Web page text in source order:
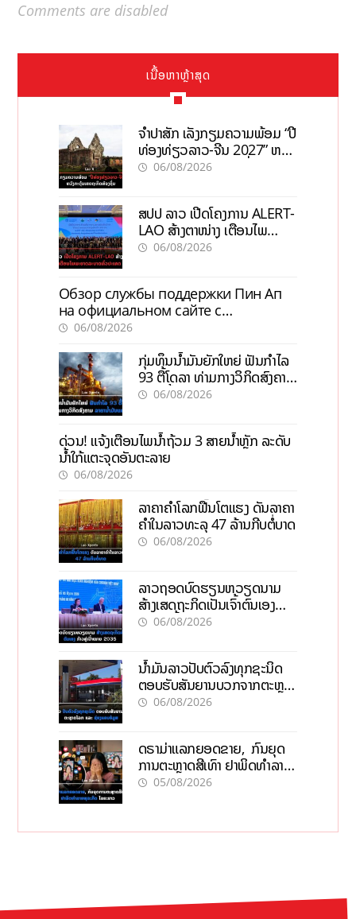
Comments are disabled
ເນື້ອຫາຫຼ້າສຸດ
ຈຳປາສັກ ເລັ່ງກຽມຄວາມພ້ອມ “ປີ
ທ່ອງທ່ຽວລາວ-ຈີນ 2027” ຫວັງ
ກະຕຸ້ນເສດຖະກິດທ້ອງຖິ່ນ
06/08/2026
ສປປ ລາວ ເປີດໂຄງການ ALERT-
LAO ສ້າງຕາໜ່າງ ເຕືອນໄພ
ພະຍາດລະບາດທົ່ວປະເທດ
06/08/2026
Обзор службы поддержки Пин Ап
на официальном сайте с
актуальной информацией
06/08/2026
ກຸ່ມທຶນນ້ຳມັນຍັກໃຫຍ່ ຟັນກຳໄລ
93 ຕື້ໂດລາ ທ່າມກາງວິກິດສົງຄາມ
ລາຄານໍ້າມັນແພງ
06/08/2026
ດ່ວນ! ແຈ້ງເຕືອນໄພນໍ້າຖ້ວມ 3 ສາຍນໍ້າຫຼັກ ລະດັບ
ນໍ້າໃກ້ແຕະຈຸດອັນຕະລາຍ
06/08/2026
ລາຄາຄຳໂລກຟື້ນໂຕແຮງ ດັນລາຄາ
ຄຳໃນລາວທະລຸ 47 ລ້ານກີບຕໍ່ບາດ
06/08/2026
ລາວຖອດບົດຮຽນຫວຽດນາມ
ສ້າງເສດຖະກິດເປັນເຈົ້າຕົນເອງ
ກ້າວສູ່ເປົ້າໝາຍ 2035
06/08/2026
ນໍ້າມັນລາວປັບຕົວລົງທຸກຊະນິດ
ຕອບຮັບສັນຍານບວກຈາກຕະຫຼາດ
ໂລກ ແລະ ຊ່ອງແຄບຮໍມູສ
06/08/2026
ດຣາມ່າແລກຍອດຂາຍ, ກົນຍຸດ
ການຕະຫຼາດສີເທົາ ຢາພິດທຳລາຍ
ທຸລະກິດ ໄລຍະຍາວ
05/08/2026